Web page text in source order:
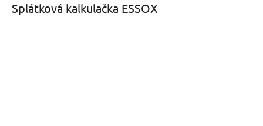
Splátková kalkulačka ESSOX